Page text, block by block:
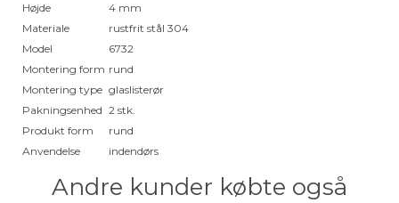
Højde
4 mm
Materiale
rustfrit stål 304
Model
6732
Montering form rund
Montering type glaslisterør
Pakningsenhed 2 stk.
Produkt form
rund
Anvendelse
indendørs
Andre kunder købte også